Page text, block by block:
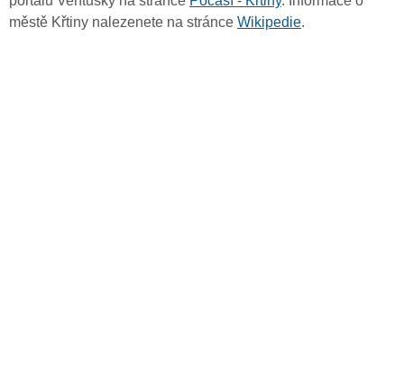
městě Křtiny nalezenete na stránce Wikipedie.